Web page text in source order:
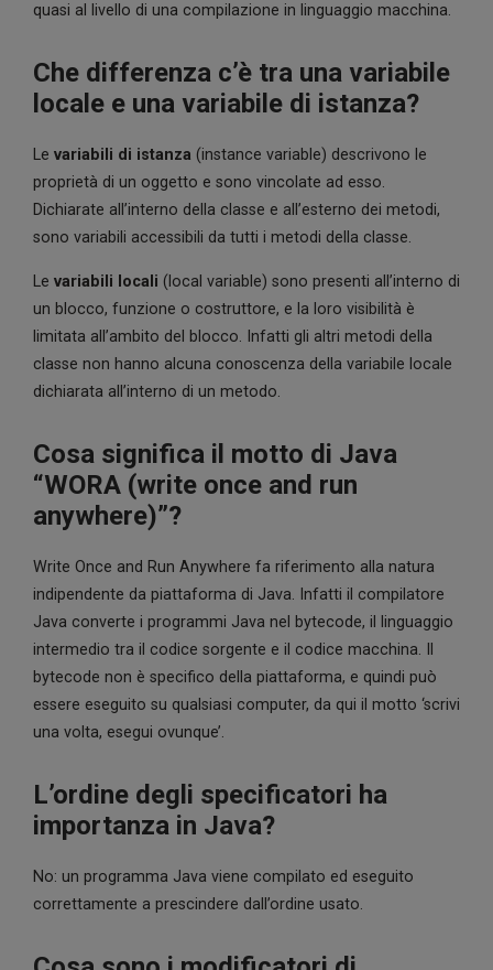
quasi al livello di una compilazione in linguaggio macchina.
Che differenza c’è tra una variabile
locale e una variabile di istanza?
Le variabili di istanza (instance variable) descrivono le
proprietà di un oggetto e sono vincolate ad esso.
Dichiarate all’interno della classe e all’esterno dei metodi,
sono variabili accessibili da tutti i metodi della classe.
Le variabili locali (local variable) sono presenti all’interno di
un blocco, funzione o costruttore, e la loro visibilità è
limitata all’ambito del blocco. Infatti gli altri metodi della
classe non hanno alcuna conoscenza della variabile locale
dichiarata all’interno di un metodo.
Cosa significa il motto di Java
“WORA (write once and run
anywhere)”?
Write Once and Run Anywhere fa riferimento alla natura
indipendente da piattaforma di Java. Infatti il compilatore
Java converte i programmi Java nel bytecode, il linguaggio
intermedio tra il codice sorgente e il codice macchina. Il
bytecode non è specifico della piattaforma, e quindi può
essere eseguito su qualsiasi computer, da qui il motto ‘scrivi
una volta, esegui ovunque’.
L’ordine degli specificatori ha
importanza in Java?
No: un programma Java viene compilato ed eseguito
correttamente a prescindere dall’ordine usato.